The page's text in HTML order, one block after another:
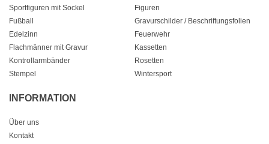
Sportfiguren mit Sockel
Figuren
Fußball
Gravurschilder / Beschriftungsfolien
Edelzinn
Feuerwehr
Flachmänner mit Gravur
Kassetten
Kontrollarmbänder
Rosetten
Stempel
Wintersport
INFORMATION
Über uns
Kontakt